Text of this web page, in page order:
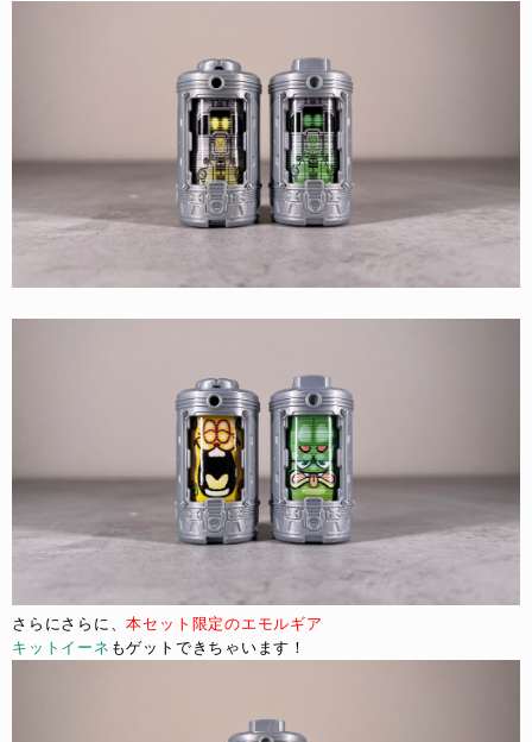
さらにさらに、本セット限定のエモルギア
キットイーネ もゲットできちゃいます！